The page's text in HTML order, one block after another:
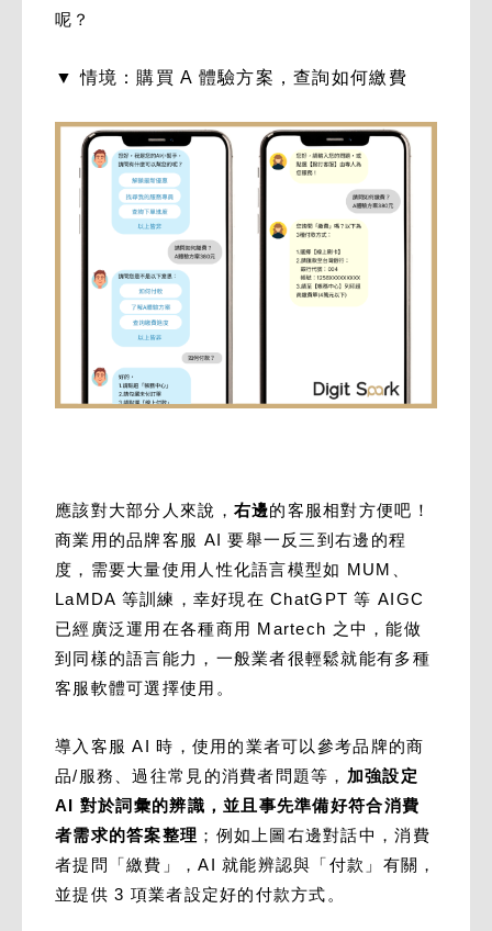
呢？
▼ 情境：購買 A 體驗方案，查詢如何繳費
應該對大部分人來說， 右邊的客服相對方便吧！
商業用的品牌客服 AI 要舉一反三到右邊的程
度，需要大量使用人性化語言模型如 MUM、
LaMDA 等訓練，幸好現在 ChatGPT 等 AIGC
已經廣泛運用在各種商用 Martech 之中，能做
到同樣的語言能力，一般業者很輕鬆就能有多種
客服軟體可選擇使用。
導入客服 AI 時，使用的業者可以參考品牌的商
品/服務、過往常見的消費者問題等， 加強設定
AI 對於詞彙的辨識，並且事先準備好符合消費
者需求的答案整理 ；例如上圖右邊對話中，消費
者提問「繳費」，AI 就能辨認與「付款」有關，
並提供 3 項業者設定好的付款方式。